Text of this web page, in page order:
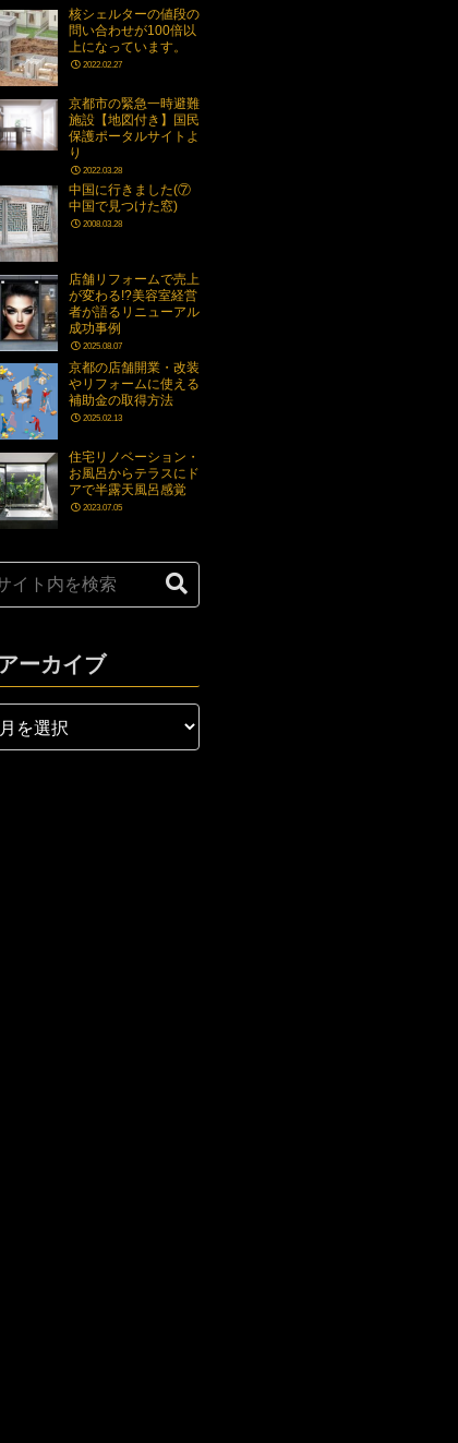
核シェルターの値段の
問い合わせが100倍以
上になっています。
2022.02.27
京都市の緊急一時避難
施設【地図付き】国民
保護ポータルサイトよ
り
2022.03.28
中国に行きました(⑦
中国で見つけた窓)
2008.03.28
店舗リフォームで売上
が変わる!?美容室経営
者が語るリニューアル
成功事例
2025.08.07
京都の店舗開業・改装
やリフォームに使える
補助金の取得方法
2025.02.13
住宅リノベーション・
お風呂からテラスにド
アで半露天風呂感覚
2023.07.05
アーカイブ